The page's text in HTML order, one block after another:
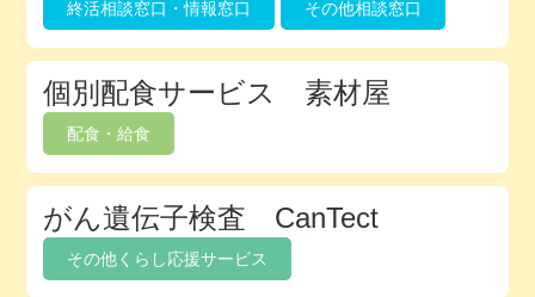
終活相談窓口・情報窓口 その他相談窓口
個別配食サービス 素材屋
配食・給食
がん遺伝子検査 CanTect
その他くらし応援サービス